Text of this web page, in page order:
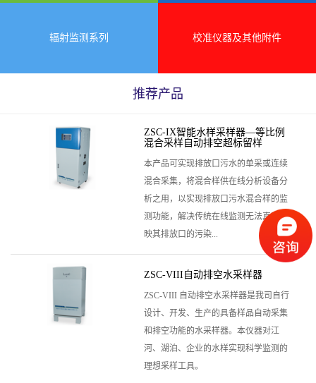
辐射监测系列 校准仪器及其他附件
推荐产品
ZSC-IX智能水样采样器—等比例
混合采样自动排空超标留样
本产品可实现排放口污水的单采或连续
混合采集，将混合样供在线分析设备分
析之用，以实现排放口污水混合样的监
测功能，解决传统在线监测无法真实反
映其排放口的污染...
ZSC-VIII自动排空水采样器
ZSC-VIII 自动排空水采样器是我司自行
设计、开发、生产的具备样品自动采集
和排空功能的水采样器。本仪器对江
河、湖泊、企业的水样实现科学监测的
理想采样工具。